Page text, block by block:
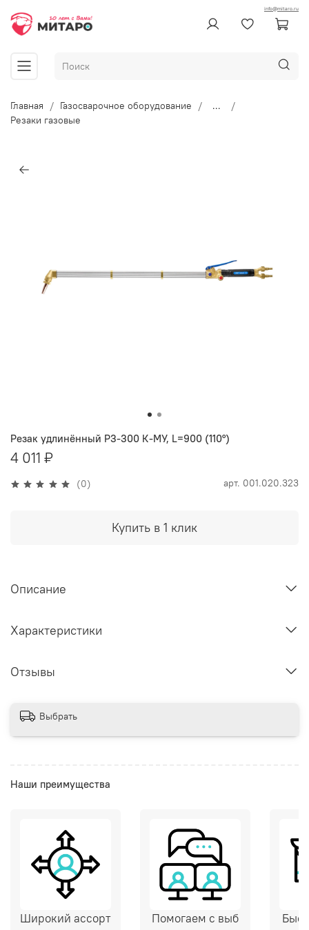
info@mitaro.ru
Главная Газосварочное оборудование
...
Резаки газовые
(0) арт. 001.020.323
Резак удлинённый Р3-300 К-МУ, L=900 (110°)
4 011 ₽
Купить в 1 клик
Описание
Характеристики
Отзывы
Выбрать
Наши преимущества
Широкий ассорт
Помогаем с выб